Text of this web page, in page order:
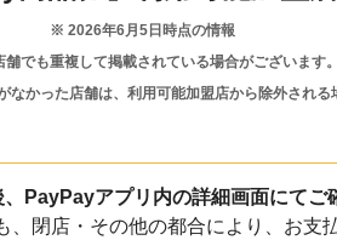
※ 2026年6月5日 時点の情報
でも重複して掲載されている場合がございます。
かった店舗は、利用可能加盟店から除外される
PayPayアプリ内の詳細画面にてご
、閉店・その他の都合により、お支